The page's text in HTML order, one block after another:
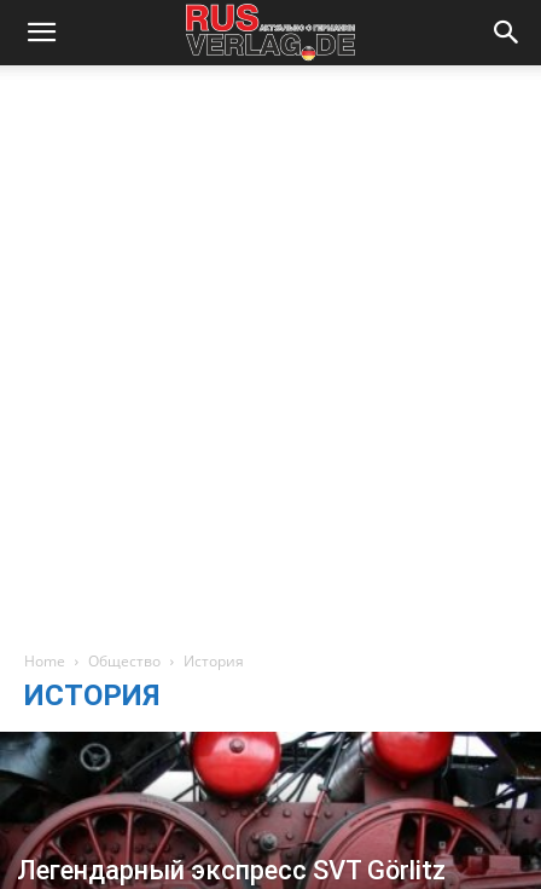
Home Общество История
ИСТОРИЯ
Легендарный экспресс SVT Görlitz